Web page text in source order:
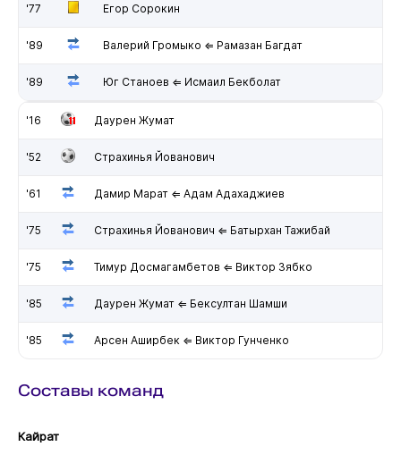
'77 Егор Сорокин
'89 Валерий Громыко ⇐ Рамазан Багдат
'89 Юг Станоев ⇐ Исмаил Бекболат
'16 Даурен Жумат
'52 Страхинья Йованович
'61 Дамир Марат ⇐ Адам Адахаджиев
'75 Страхинья Йованович ⇐ Батырхан Тажибай
'75 Тимур Досмагамбетов ⇐ Виктор Зябко
'85 Даурен Жумат ⇐ Бексултан Шамши
'85 Арсен Аширбек ⇐ Виктор Гунченко
Составы команд
Кайрат